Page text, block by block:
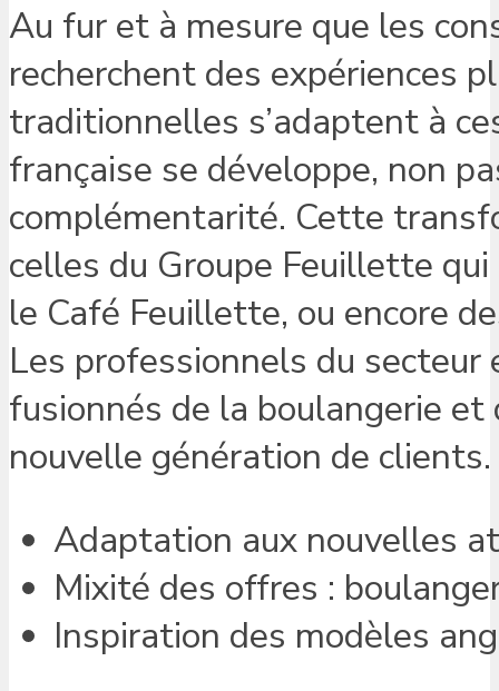
Au fur et à mesure que les
recherchent des expériences
traditionnelles s’adaptent à
française se développe, non
complémentarité. Cette
celles du Groupe Feuillette
le Café Feuillette, ou encore
Les professionnels du secteur
fusionnés de la boulangerie
nouvelle génération de clients.
Adaptation aux nouvelles
Mixité des offres :
Inspiration des modèles